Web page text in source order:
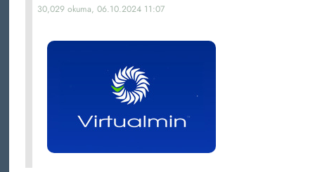
30,029 okuma, 06.10.2024 11:07